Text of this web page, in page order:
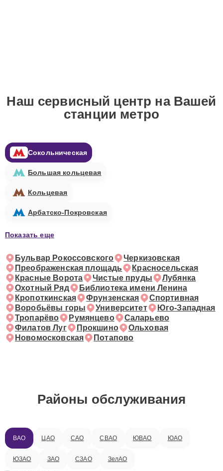
Наш сервисный центр на Вашей
станции метро
Сокольническая
Большая кольцевая
Кольцевая
Арбатско-Покровская
Показать еще
Бульвар Рокоссовского
Черкизовская
Преображенская площадь
Красносельская
Красные Ворота
Чистые пруды
Лубянка
Охотный Ряд
Библиотека имени Ленина
Кропоткинская
Фрунзенская
Спортивная
Воробьёвы горы
Университет
Юго-Западная
Тропарёво
Румянцево
Саларьево
Филатов Луг
Прокшино
Ольховая
Новомосковская
Потапово
Районы обслуживания
ВАО ЦАО САО СВАО ЮВАО ЮАО
ЮЗАО ЗАО СЗАО ЗелАО